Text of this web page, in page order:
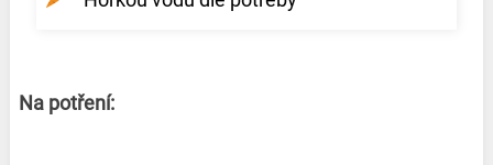
Na potření: